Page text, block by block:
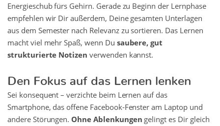
Energieschub fürs Gehirn. Gerade zu Beginn der Lernphase
empfehlen wir Dir außerdem, Deine gesamten Unterlagen
aus dem Semester nach Relevanz zu sortieren. Das Lernen
macht viel mehr Spaß, wenn Du saubere, gut
strukturierte Notizen verwenden kannst.
Den Fokus auf das Lernen lenken
Sei konsequent – verzichte beim Lernen auf das
Smartphone, das offene Facebook-Fenster am Laptop und
andere Störungen. Ohne Ablenkungen gelingt es Dir gleich